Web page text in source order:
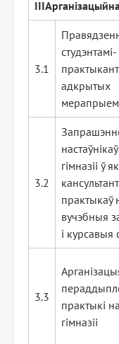
III
3.1
студэнтамі-
адкрытых
3.2
настаўнікаў
гімназіі ў
практыкаў
вучэбныя
і курсавыя
3.3
практыкі
гімназіі